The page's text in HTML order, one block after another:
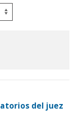
del juez